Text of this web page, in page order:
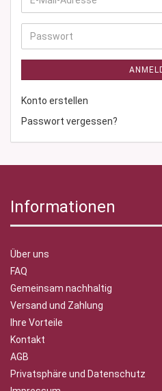
Mail-
Adresse
Passwort
Konto erstellen
Passwort vergessen?
Informationen
Über uns
FAQ
Gemeinsam nachhaltig
Versand und Zahlung
Ihre Vorteile
Kontakt
AGB
Privatsphäre und Datenschutz